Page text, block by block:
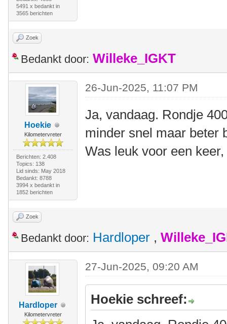
5491 x bedankt in
3565 berichten
Zoek
Bedankt door: Willeke_IGKT
Hoekie
Kilometervreter
Berichten: 2.408
Topics: 138
Lid sinds: May 2018
Bedankt: 8788
3994 x bedankt in
1852 berichten
26-Jun-2025, 11:07 PM
Ja, vandaag. Rondje
minder snel maar beter
Was leuk voor een
Zoek
Bedankt door: Hardloper ,
Hardloper
Kilometervreter
27-Jun-2025, 09:20 AM
Hoekie schreef: